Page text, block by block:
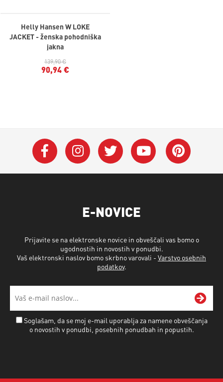
Helly Hansen W LOKE
JACKET - ženska pohodniška
jakna
139,90 €
90,94 €
E-NOVICE
Prijavite se na elektronske novice in obveščali vas bomo o
ugodnostih in novostih v ponudbi.
Vaš elektronski naslov bomo skrbno varovali - Varstvo osebnih
podatkov.
Soglašam, da se moj e-mail uporablja za namene obveščanja
o novostih v ponudbi, posebnih ponudbah in popustih.